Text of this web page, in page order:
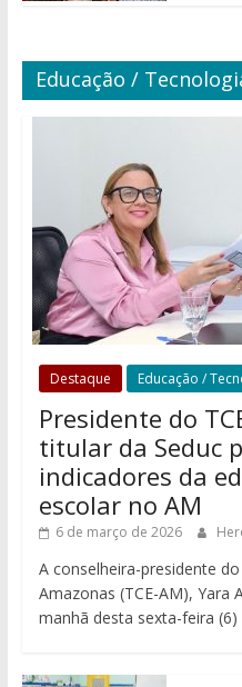
Educação /
Destaque Educação /
Presidente do
titular da Seduc
indicadores da
escolar no AM
6 de março de 2026
A conselheira-presidente
Amazonas (TCE-AM), Yara
manhã desta sexta-feira (6)